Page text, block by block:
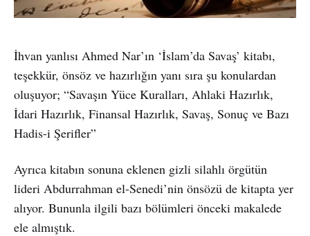
İhvan yanlısı Ahmed Nar’ın ‘İslam’da Savaş’ kitabı,
teşekkür, önsöz ve hazırlığın yanı sıra şu konulardan
oluşuyor; “Savaşın Yüce Kuralları, Ahlaki Hazırlık,
İdari Hazırlık, Finansal Hazırlık, Savaş, Sonuç ve Bazı
Hadis-i Şerifler”
Ayrıca kitabın sonuna eklenen gizli silahlı örgütün
lideri Abdurrahman el-Senedi’nin önsözü de kitapta yer
alıyor. Bununla ilgili bazı bölümleri önceki makalede
ele almıştık.